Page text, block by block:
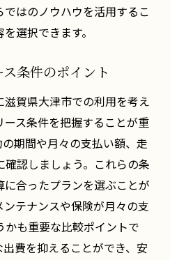
はのノウハウを活用するこ
選択できます。
条件のポイント
賀県大津市での利用を考え
ス条件を把握することが重
期間や月々の支払い額、走
認しましょう。これらの条
合ったプランを選ぶことが
テナンスや保険が月々の支
も重要な比較ポイントで
費を抑えることができ、安